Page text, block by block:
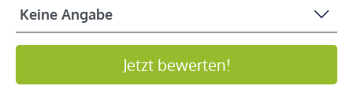
Jetzt bewerten!